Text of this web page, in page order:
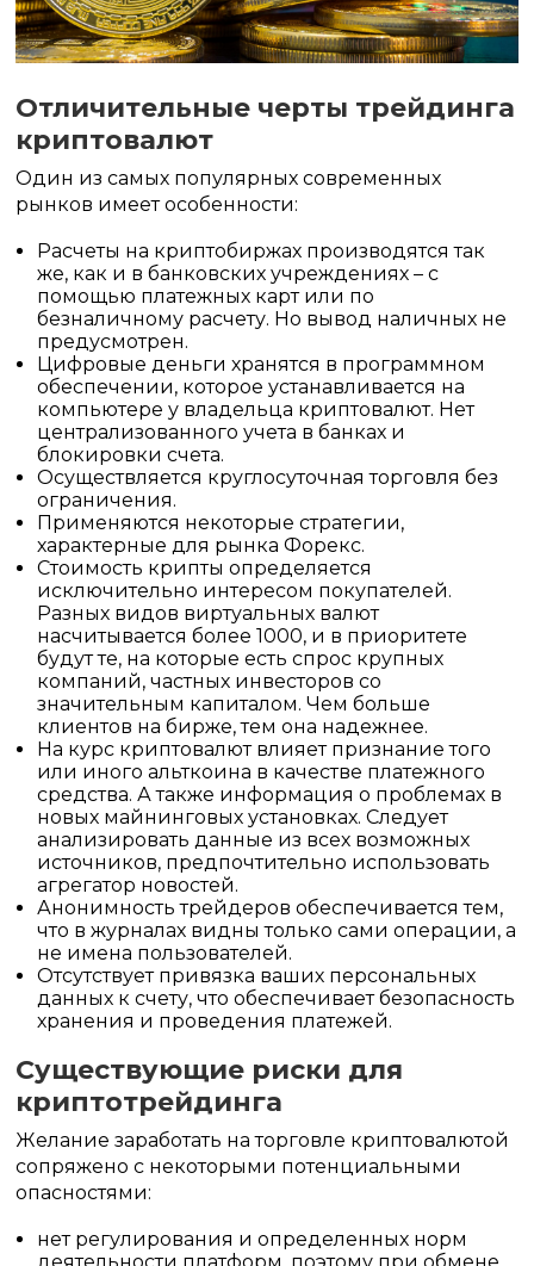
Отличительные черты трейдинга
криптовалют
Один из самых популярных современных
рынков имеет особенности:
Расчеты на криптобиржах производятся так
же, как и в банковских учреждениях – с
помощью платежных карт или по
безналичному расчету. Но вывод наличных не
предусмотрен.
Цифровые деньги хранятся в программном
обеспечении, которое устанавливается на
компьютере у владельца криптовалют. Нет
централизованного учета в банках и
блокировки счета.
Осуществляется круглосуточная торговля без
ограничения.
Применяются некоторые стратегии,
характерные для рынка Форекс.
Стоимость крипты определяется
исключительно интересом покупателей.
Разных видов виртуальных валют
насчитывается более 1000, и в приоритете
будут те, на которые есть спрос крупных
компаний, частных инвесторов со
значительным капиталом. Чем больше
клиентов на бирже, тем она надежнее.
На курс криптовалют влияет признание того
или иного альткоина в качестве платежного
средства. А также информация о проблемах в
новых майнинговых установках. Следует
анализировать данные из всех возможных
источников, предпочтительно использовать
агрегатор новостей.
Анонимность трейдеров обеспечивается тем,
что в журналах видны только сами операции, а
не имена пользователей.
Отсутствует привязка ваших персональных
данных к счету, что обеспечивает безопасность
хранения и проведения платежей.
Существующие риски для
криптотрейдинга
Желание заработать на торговле криптовалютой
сопряжено с некоторыми потенциальными
опасностями:
нет регулирования и определенных норм
деятельности платформ, поэтому при обмене